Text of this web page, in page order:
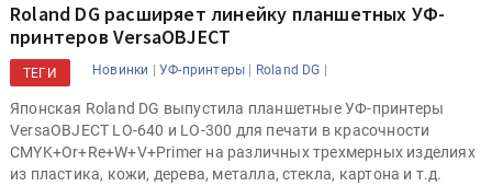
Roland DG расширяет линейку планшетных УФ-
принтеров VersaOBJECT
ТЕГИ Новинки |УФ-принтеры | Roland DG |
Японская Roland DG выпустила планшетные УФ-принтеры
VersaOBJECT LO-640 и LO-300 для печати в красочности
CMYK+Or+Re+W+V+Primer на различных трехмерных изделиях
из пластика, кожи, дерева, металла, стекла, картона и т.д.